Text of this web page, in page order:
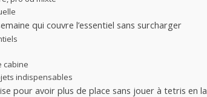
qui couvre l’essentiel sans surcharger
cabine
indispensables
pour avoir plus de place sans jouer à tetris en